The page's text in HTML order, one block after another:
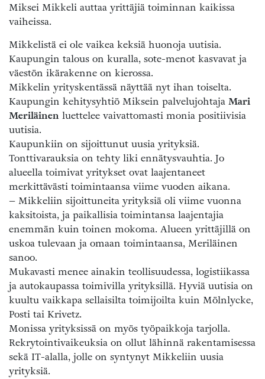
Miksei Mikkeli auttaa yrittäjiä toiminnan kaikissa
vaiheissa.
Mikkelistä ei ole vaikea keksiä huonoja uutisia.
Kaupungin talous on kuralla, sote-menot kasvavat ja
väestön ikärakenne on kierossa.
Mikkelin yrityskentässä näyttää nyt ihan toiselta.
Kaupungin kehitysyhtiö Miksein palvelujohtaja Mari
Meriläinen luettelee vaivattomasti monia positiivisia
uutisia.
Kaupunkiin on sijoittunut uusia yrityksiä.
Tonttivarauksia on tehty liki ennätysvauhtia. Jo
alueella toimivat yritykset ovat laajentaneet
merkittävästi toimintaansa viime vuoden aikana.
– Mikkeliin sijoittuneita yrityksiä oli viime vuonna
kaksitoista, ja paikallisia toimintansa laajentajia
enemmän kuin toinen mokoma. Alueen yrittäjillä on
uskoa tulevaan ja omaan toimintaansa, Meriläinen
sanoo.
Mukavasti menee ainakin teollisuudessa, logistiikassa
ja autokaupassa toimivilla yrityksillä. Hyviä uutisia on
kuultu vaikkapa sellaisilta toimijoilta kuin Mölnlycke,
Posti tai Krivetz.
Monissa yrityksissä on myös työpaikkoja tarjolla.
Rekrytointivaikeuksia on ollut lähinnä rakentamisessa
sekä IT-alalla, jolle on syntynyt Mikkeliin uusia
yrityksiä.